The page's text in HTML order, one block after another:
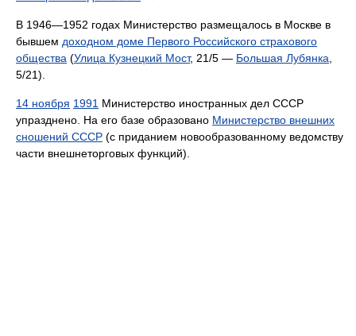
В 1946—1952 годах Министерство размещалось в Москве в
бывшем доходном доме Первого Российского страхового
общества (Улица Кузнецкий Мост, 21/5 — Большая Лубянка
5/21).
14 ноября 1991 Министерство иностранных дел СССР
упразднено. На его базе образовано Министерство внешних
сношений СССР (с приданием новообразованному ведомству
части внешнеторговых функций).